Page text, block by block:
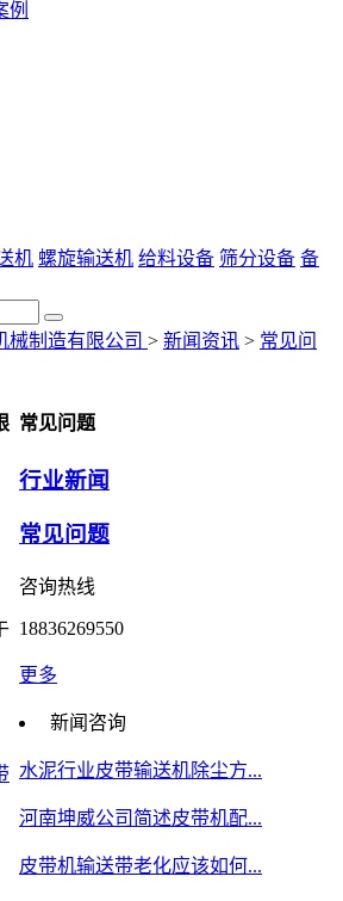
例
机 螺旋输送机 给料设备 筛分设备 备
械制造有限公司 > 新闻资讯 > 常见问
常见问题
行业新闻
常见问题
咨询热线
18836269550
更多
新闻咨询
水泥行业皮带输送机除尘方...
河南坤威公司简述皮带机配...
皮带机输送带老化应该如何...